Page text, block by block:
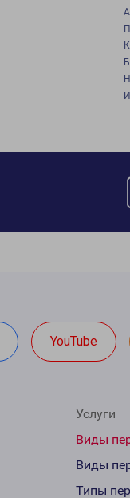
YouTube
Услуги
Виды
Виды
Типы